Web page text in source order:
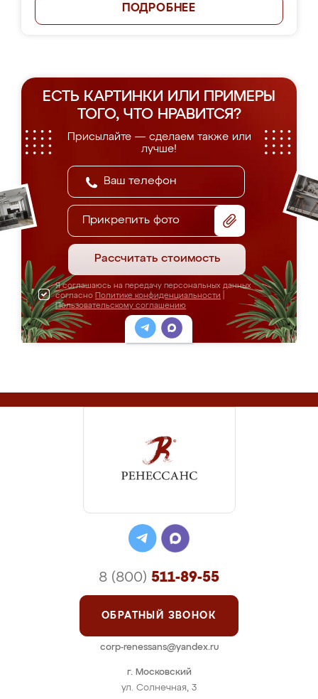
ПОДРОБНЕЕ
ЕСТЬ КАРТИНКИ ИЛИ ПРИМЕРЫ
ТОГО, ЧТО НРАВИТСЯ?
Присылайте — сделаем также или
лучше!
Прикрепить фото
Рассчитать стоимость
Я соглашаюсь на передачу персональных данных
согласно Политике конфиденциальности
Пользовательскому соглашению
г. Московский
ул. Солнечная, 3
8 (800) 511-89-55
ОБРАТНЫЙ ЗВОНОК
corp-renessans@yandex.ru